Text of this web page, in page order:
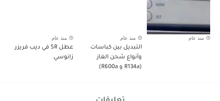
منذ عام منذ عام
التبديل بين كباسات
وأنواع شحن الغاز
(R134a و R600a)
منذ عام
عطل SR في ديب فريزر
زانوسي